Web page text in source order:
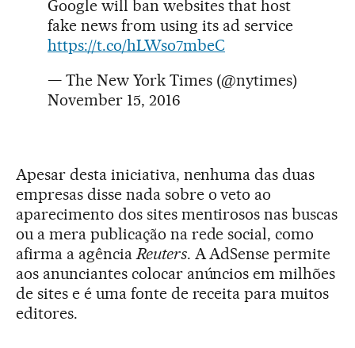
Google will ban websites that host
fake news from using its ad service
https://t.co/hLWso7mbeC
— The New York Times (@nytimes)
November 15, 2016
Apesar desta iniciativa, nenhuma das duas
empresas disse nada sobre o veto ao
aparecimento dos sites mentirosos nas buscas
ou a mera publicação na rede social, como
afirma a agênciaReuters. A AdSense permite
aos anunciantes colocar anúncios em milhões
de sites e é uma fonte de receita para muitos
editores.